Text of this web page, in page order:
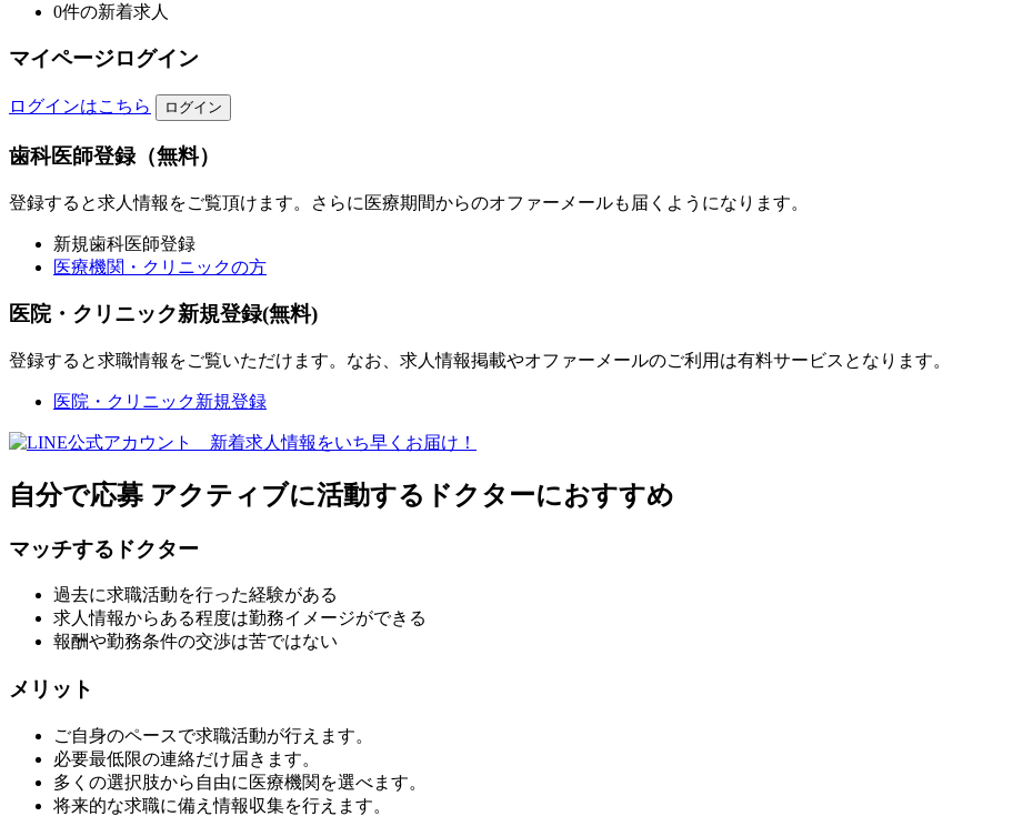
0件の新着求人
マイページログイン
ログインはこちら
歯科医師登録（無料）
登録すると求人情報をご覧頂けます。さらに医療期間からのオファーメールも届くようになります。
新規歯科医師登録
医療機関・クリニックの方
医院・クリニック新規登録(無料)
登録すると求職情報をご覧いただけます。なお、求人情報掲載やオファーメールのご利用は有料サービスとなります。
医院・クリニック新規登録
自分で応募 アクティブに活動するドクターにおすすめ
マッチするドクター
過去に求職活動を行った経験がある
求人情報からある程度は勤務イメージができる
報酬や勤務条件の交渉は苦ではない
メリット
ご自身のペースで求職活動が行えます。
必要最低限の連絡だけ届きます。
多くの選択肢から自由に医療機関を選べます。
将来的な求職に備え情報収集を行えます。